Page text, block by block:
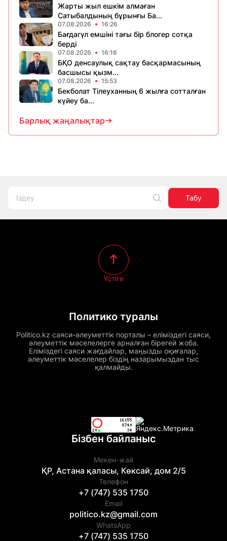
Жарты жыл ешкім алмаған
Сатыбалдының бұрынғы Ба...
07.08.2026 16:26
Бағдагүл емшіні тағы бір блогер сотқа
берді
07.08.2026 16:16
БҚО денсаулық сақтау басқармасының
басшысы қызм...
07.08.2026 15:53
Бекболат Тілеуханның 6 жылға сотталған
күйеу ба...
Барлық жаңалықтар
Табу
Политико туралы
Politico.kz саяси-әлеуметтік порталы – еліміздегі саяси,
әлеуметтік мәселелерге арналған бірегей жоба.
Еліміздегі саяси жағдайлар, маңызды оқиғалар,
әлеуметтік мәселелер біздің назарымыздан тыс
қалмайды.
Үстіге
Бізбен байланыс
Мекен-жай
ҚР, Астана қаласы, Көксай, дом 2/5
Телефон
+7 (747) 535 1750
Email
politico.kz@gmail.com
WhatsApp
+7 (747) 535 1750